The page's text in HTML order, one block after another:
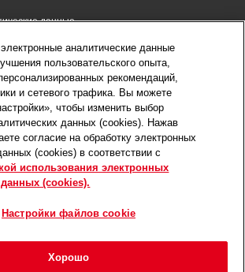
данные
8 (820) 007-137-35
Служба Заботы для
Республики Беларусь
cookie
Mars, Incorporated.
аналитические данные
пользовательского опыта,
рекомендаций,
и сетевого трафика. Вы можете
чтобы изменить выбор
данных (cookies). Нажав
согласие на обработку электронных
(cookies) в соответствии с
использования электронных
(cookies).
Настройки файлов cookie
Хорошо